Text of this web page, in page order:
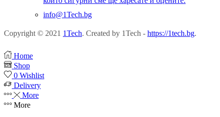
info@1Tech.bg
Copyright © 2021 1Tech. Created by 1Tech - https://1tech.bg.
Home
Shop
0 Wishlist
Delivery
More
More